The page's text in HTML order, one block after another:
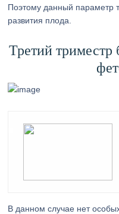
Поэтому данный параметр
развития плода.
Третий
В данном случае нет